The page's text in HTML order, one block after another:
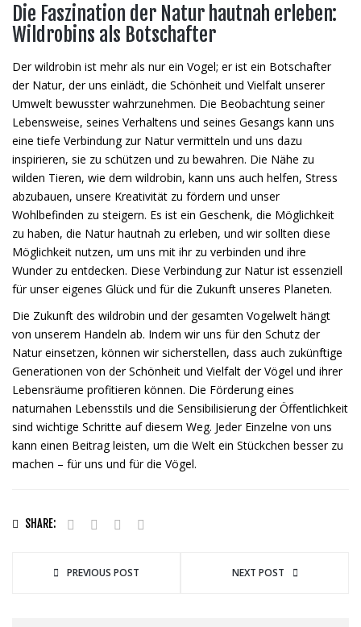
Die Faszination der Natur hautnah erleben:
Wildrobins als Botschafter
Der wildrobin ist mehr als nur ein Vogel; er ist ein Botschafter
der Natur, der uns einlädt, die Schönheit und Vielfalt unserer
Umwelt bewusster wahrzunehmen. Die Beobachtung seiner
Lebensweise, seines Verhaltens und seines Gesangs kann uns
eine tiefe Verbindung zur Natur vermitteln und uns dazu
inspirieren, sie zu schützen und zu bewahren. Die Nähe zu
wilden Tieren, wie dem wildrobin, kann uns auch helfen, Stress
abzubauen, unsere Kreativität zu fördern und unser
Wohlbefinden zu steigern. Es ist ein Geschenk, die Möglichkeit
zu haben, die Natur hautnah zu erleben, und wir sollten diese
Möglichkeit nutzen, um uns mit ihr zu verbinden und ihre
Wunder zu entdecken. Diese Verbindung zur Natur ist essenziell
für unser eigenes Glück und für die Zukunft unseres Planeten.
Die Zukunft des wildrobin und der gesamten Vogelwelt hängt
von unserem Handeln ab. Indem wir uns für den Schutz der
Natur einsetzen, können wir sicherstellen, dass auch zukünftige
Generationen von der Schönheit und Vielfalt der Vögel und ihrer
Lebensräume profitieren können. Die Förderung eines
naturnahen Lebensstils und die Sensibilisierung der Öffentlichkeit
sind wichtige Schritte auf diesem Weg. Jeder Einzelne von uns
kann einen Beitrag leisten, um die Welt ein Stückchen besser zu
machen – für uns und für die Vögel.
SHARE:
PREVIOUS POST NEXT POST